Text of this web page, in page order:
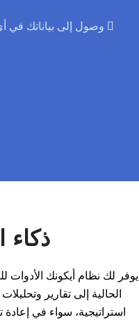
وصول إلى بياناتك
ذكاء
يوفر لك نظام أيكونك الأدوات
الحالية إلى تقارير
استراتيجية، سواء في إعادة